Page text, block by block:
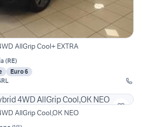
AllGrip Cool+ EXTRA
(RE)
Euro 6
AllGrip Cool,OK NEO